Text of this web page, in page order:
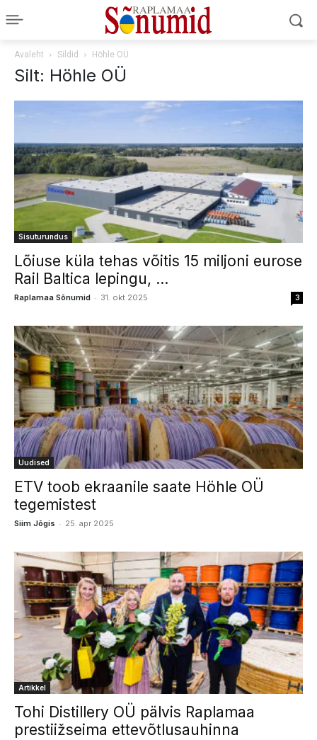
Avaleht Sildid Höhle OÜ
Silt: Höhle OÜ
Sisuturundus
Lõiuse küla tehas võitis 15 miljoni eurose
Rail Baltica lepingu, ...
Raplamaa Sõnumid - 31. okt 2025 3
Uudised
ETV toob ekraanile saate Höhle OÜ
tegemistest
Siim Jõgis - 25. apr 2025
Artikkel
Tohi Distillery OÜ pälvis Raplamaa
prestiižseima ettevõtlusauhinna